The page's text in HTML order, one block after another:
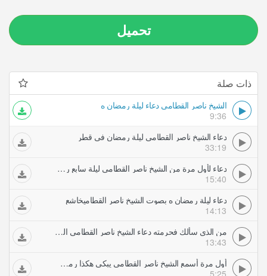
تحميل
ذات صلة
الشيخ ناصر القطامي دعاء ليلة رمضان ه
9:36
دعاء الشيخ ناصر القطامي ليلة رمضان في قطر
33:19
دعاء لأول مرة من الشيخ ناصر القطامي ليلة سابع رمضان اللهم استجب لنا يارب مونتاج ورثان الجنان
15:40
دعاء ليلة رمضان ه بصوت الشيخ ناصر القطاميخاشع
14:13
من الذي سألك فحرمته دعاء الشيخ ناصر القطامي الخاشع ليلة رمضان ه وفيه الدعاء لأهل غزة
13:43
أول مرة أسمع الشيخ ناصر القطامي يبكي هكذا رمضان ه
5:25